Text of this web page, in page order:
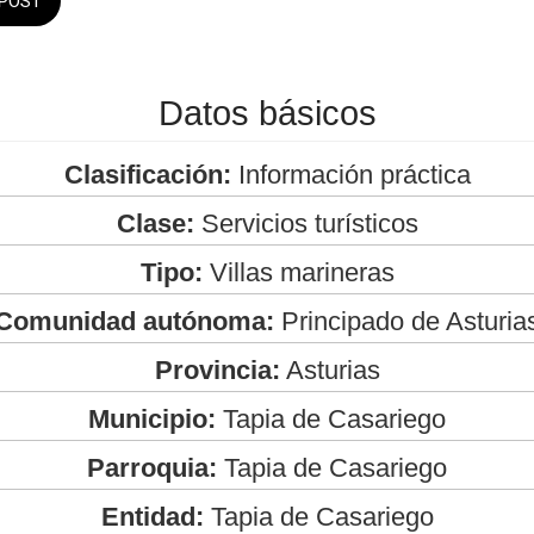
Datos básicos
Clasificación: Información práctica
Clase: Servicios turísticos
Tipo: Villas marineras
autónoma: Principado de
Provincia: Asturias
Municipio: Tapia de Casariego
Parroquia: Tapia de Casariego
Entidad: Tapia de Casariego